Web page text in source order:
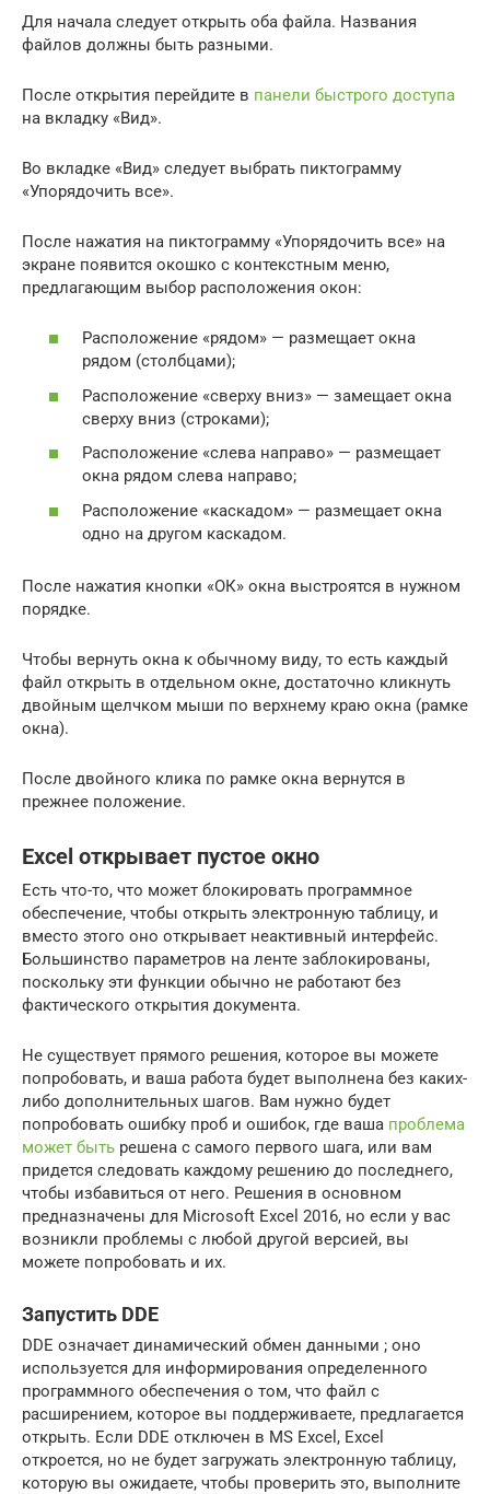
Для начала следует открыть оба файла. Названия
файлов должны быть разными.
После открытия перейдите в панели быстрого доступа
на вкладку «Вид».
Во вкладке «Вид» следует выбрать пиктограмму
«Упорядочить все».
После нажатия на пиктограмму «Упорядочить все» на
экране появится окошко с контекстным меню,
предлагающим выбор расположения окон:
Расположение «рядом» — размещает окна
рядом (столбцами);
Расположение «сверху вниз» — замещает окна
сверху вниз (строками);
Расположение «слева направо» — размещает
окна рядом слева направо;
Расположение «каскадом» — размещает окна
одно на другом каскадом.
После нажатия кнопки «ОК» окна выстроятся в нужном
порядке.
Чтобы вернуть окна к обычному виду, то есть каждый
файл открыть в отдельном окне, достаточно кликнуть
двойным щелчком мыши по верхнему краю окна (рамке
окна).
После двойного клика по рамке окна вернутся в
прежнее положение.
Excel открывает пустое окно
Есть что-то, что может блокировать программное
обеспечение, чтобы открыть электронную таблицу, и
вместо этого оно открывает неактивный интерфейс.
Большинство параметров на ленте заблокированы,
поскольку эти функции обычно не работают без
фактического открытия документа.
Не существует прямого решения, которое вы можете
попробовать, и ваша работа будет выполнена без каких-
либо дополнительных шагов. Вам нужно будет
попробовать ошибку проб и ошибок, где ваша проблема
может быть решена с самого первого шага, или вам
придется следовать каждому решению до последнего,
чтобы избавиться от него. Решения в основном
предназначены для Microsoft Excel 2016, но если у вас
возникли проблемы с любой другой версией, вы
можете попробовать и их.
Запустить DDE
DDE означает динамический обмен данными ; оно
используется для информирования определенного
программного обеспечения о том, что файл с
расширением, которое вы поддерживаете, предлагается
открыть. Если DDE отключен в MS Excel, Excel
откроется, но не будет загружать электронную таблицу,
которую вы ожидаете, чтобы проверить это, выполните